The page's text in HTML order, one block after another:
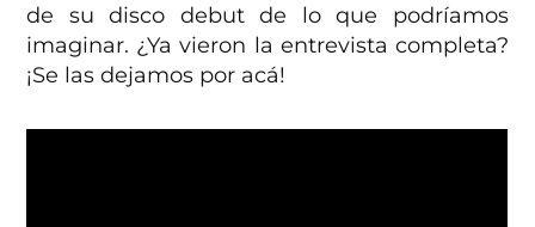
de su disco debut de lo que podríamos
imaginar. ¿Ya vieron la entrevista completa?
¡Se las dejamos por acá!